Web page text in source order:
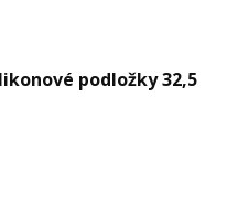
podložky 32,5